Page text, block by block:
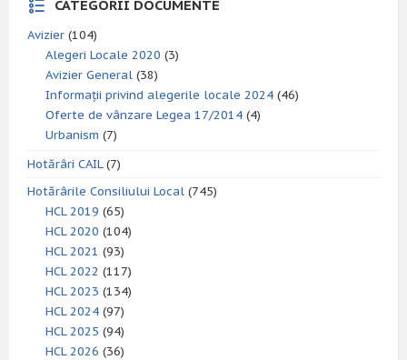
CATEGORII DOCUMENTE
Avizier (104)
Alegeri Locale 2020 (3)
Avizier General (38)
Informații privind alegerile locale 2024 (46)
Oferte de vânzare Legea 17/2014 (4)
Urbanism (7)
Hotărâri CAIL(7)
Hotărârile Consiliului Local (745)
HCL 2019 (65)
HCL 2020 (104)
HCL 2021 (93)
HCL 2022 (117)
HCL 2023 (134)
HCL 2024 (97)
HCL 2025 (94)
HCL 2026 (36)